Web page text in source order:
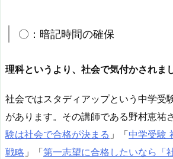
〇：暗記時間の確保
理科というより、社会で気付かされまし
社会ではスタディアップという中学受
があります。その講師である野村恵祐
験は社会で合格が決まる 」「中学受験
戦略 」「第一志望に合格したいなら「